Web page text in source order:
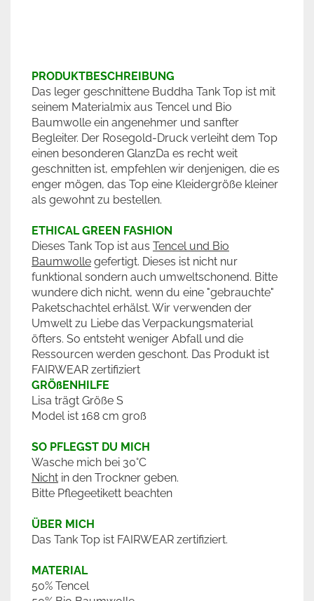
PRODUKTBESCHREIBUNG
Das leger geschnittene Buddha Tank Top ist mit
seinem Materialmix aus Tencel und Bio
Baumwolle ein angenehmer und sanfter
Begleiter. Der Rosegold-Druck verleiht dem Top
einen besonderen GlanzDa es recht weit
geschnitten ist, empfehlen wir denjenigen, die es
enger mögen, das Top eine Kleidergröße kleiner
als gewohnt zu bestellen.
ETHICAL GREEN FASHION
Dieses Tank Top ist aus Tencel und Bio
Baumwolle gefertigt. Dieses ist nicht nur
funktional sondern auch umweltschonend. Bitte
wundere dich nicht, wenn du eine "gebrauchte"
Paketschachtel erhälst. Wir verwenden der
Umwelt zu Liebe das Verpackungsmaterial
öfters. So entsteht weniger Abfall und die
Ressourcen werden geschont. Das Produkt ist
FAIRWEAR zertifiziert
GRÖßENHILFE
Lisa trägt Größe S
Model ist 168 cm groß
SO PFLEGST DU MICH
Wasche mich bei 30°C
Nicht in den Trockner geben.
Bitte Pflegeetikett beachten
ÜBER MICH
Das Tank Top ist FAIRWEAR zertifiziert.
MATERIAL
50% Tencel